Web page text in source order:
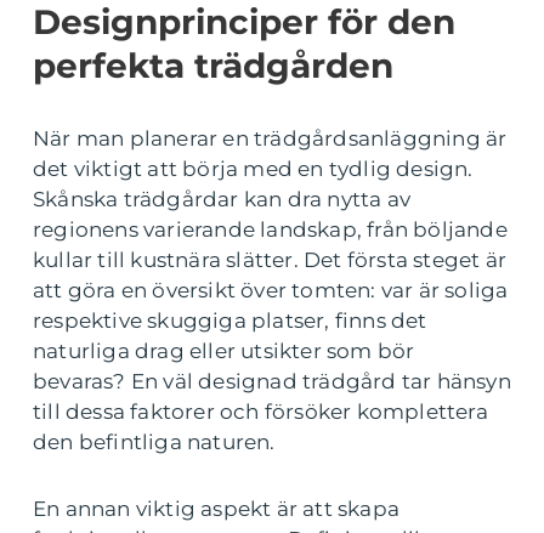
Designprinciper för den
perfekta trädgården
När man planerar en trädgårdsanläggning är
det viktigt att börja med en tydlig design.
Skånska trädgårdar kan dra nytta av
regionens varierande landskap, från böljande
kullar till kustnära slätter. Det första steget är
att göra en översikt över tomten: var är soliga
respektive skuggiga platser, finns det
naturliga drag eller utsikter som bör
bevaras? En väl designad trädgård tar hänsyn
till dessa faktorer och försöker komplettera
den befintliga naturen.
En annan viktig aspekt är att skapa